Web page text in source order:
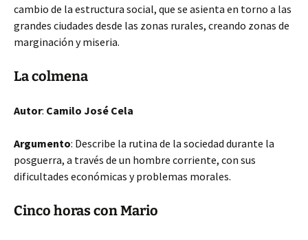
cambio de la estructura social, que se asienta en torno a las
grandes ciudades desde las zonas rurales, creando zonas de
marginación y miseria.
La colmena
Autor: Camilo José Cela
Argumento: Describe la rutina de la sociedad durante la
posguerra, a través de un hombre corriente, con sus
dificultades económicas y problemas morales.
Cinco horas con Mario